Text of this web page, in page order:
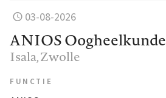
03-08-2026
ANIOS Oogheelkunde
Isala, Zwolle
FUNCTIE